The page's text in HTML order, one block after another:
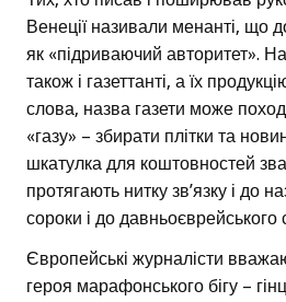
Венеції називали менанті, що
як «підриваючий авторитет».
також і газеттанті, а їх
слова, назва газети може
«газу» – збирати плітки та
шкатулка для коштовностей
протягають нитку зв’язку і до
сороки і до давньоєврейського
Європейські журналісти
героя марафонського бігу –